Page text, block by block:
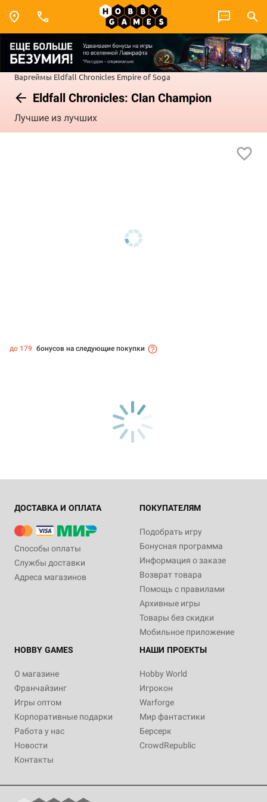
Варгеймы Eldfall Chronicles Empire of Soga
Eldfall Chronicles: Clan Champion
Лучшие из лучших
до 179 бонусов на следующие покупки
ДОСТАВКА И ОПЛАТА
Способы оплаты
Службы доставки
Адреса магазинов
ПОКУПАТЕЛЯМ
Подобрать игру
Бонусная программа
Информация о заказе
Возврат товара
Помощь с правилами
Архивные игры
Товары без скидки
Мобильное приложение
HOBBY GAMES
О магазине
Франчайзинг
Игры оптом
Корпоративные подарки
Работа у нас
Новости
Контакты
НАШИ ПРОЕКТЫ
Hobby World
Игрокон
Warforge
Мир фантастики
Берсерк
CrowdRepublic